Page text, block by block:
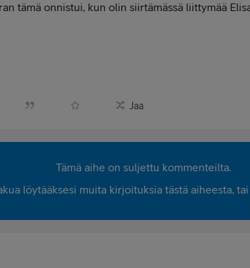
tämä onnistui, kun olin siirtämässä liittymää
Jaa
Tämä aihe on suljettu kommenteilta.
löytääksesi muita kirjoituksia tästä aiheesta,